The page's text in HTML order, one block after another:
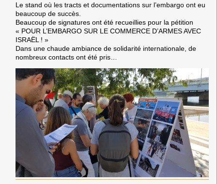
Le stand où les tracts et documentations sur l’embargo ont eu
beaucoup de succès.
Beaucoup de signatures ont été recueillies pour la pétition
« POUR L’EMBARGO SUR LE COMMERCE D’ARMES AVEC
ISRAËL ! »
Dans une chaude ambiance de solidarité internationale, de
nombreux contacts ont été pris…